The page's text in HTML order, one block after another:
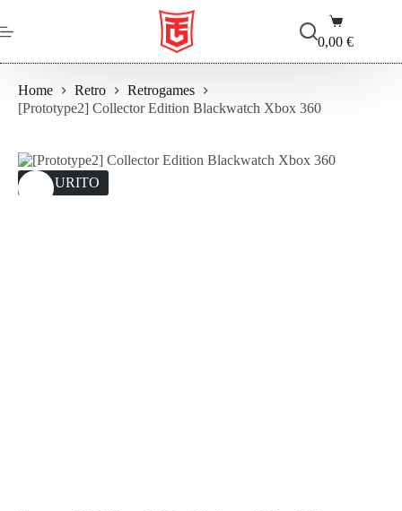
al
contenuto
Carrello
0,00€
Home Retro
Retrogames
[Prototype2] Collector Edition Blackwatch Xbox 360
ESAURITO